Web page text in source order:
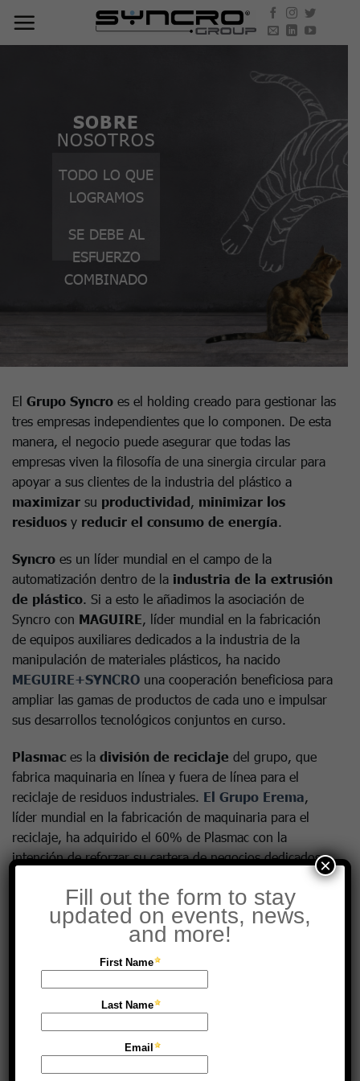
content
SOBRE
NOSOTROS
TODO LO QUE
LOGRAMOS
SE DEBE AL
ESFUERZO
COMBINADO
El Grupo Syncro es el holding creado para gestionar las
tres empresas independientes que lo componen. De esta
manera, el negocio puede asegurar que todas las
empresas viven la filosofía de una sinergia circular para
apoyar a sus clientes de la industria del plástico a
maximizar su productividad, minimizar los
residuos y reducir el consumo de energía.
Syncro es un líder mundial en el campo de la
automatización dentro de la industria de la extrusión
de plástico . Si a esto le añadimos la asociación de
Syncro con MAGUIRE , líder mundial en la fabricación
de equipos auxiliares dedicados a la industria de la
manipulación de materiales plásticos, ha nacido
MEGUIRE+SYNCRO una cooperación beneficiosa para
ampliar las gamas de productos de cada uno e impulsar
sus desarrollos tecnológicos conjuntos en curso.
Plasmac es la división de reciclaje del grupo, que
fabrica maquinaria en línea y fuera de línea para el
reciclaje de residuos industriales. El Grupo Erema
líder mundial en la fabricación de maquinaria para el
reciclaje, ha adquirido el 60% de Plasmac con la
intención de reforzar su cartera de negocios dedicados a
con la misión de ayudar a los
clientes a maximizar la productividad, minimizar los
residuos y reducir su huella energética.
está especializada en el
almacenamiento, lamanipulación
para aplicaciones en diversas industrias como la del
plástico, la química, la alimentaria, la del cemento y la
farmacéutica.Plantech-CST es la única empresa
italiana que ofrece una amplia gama de
×